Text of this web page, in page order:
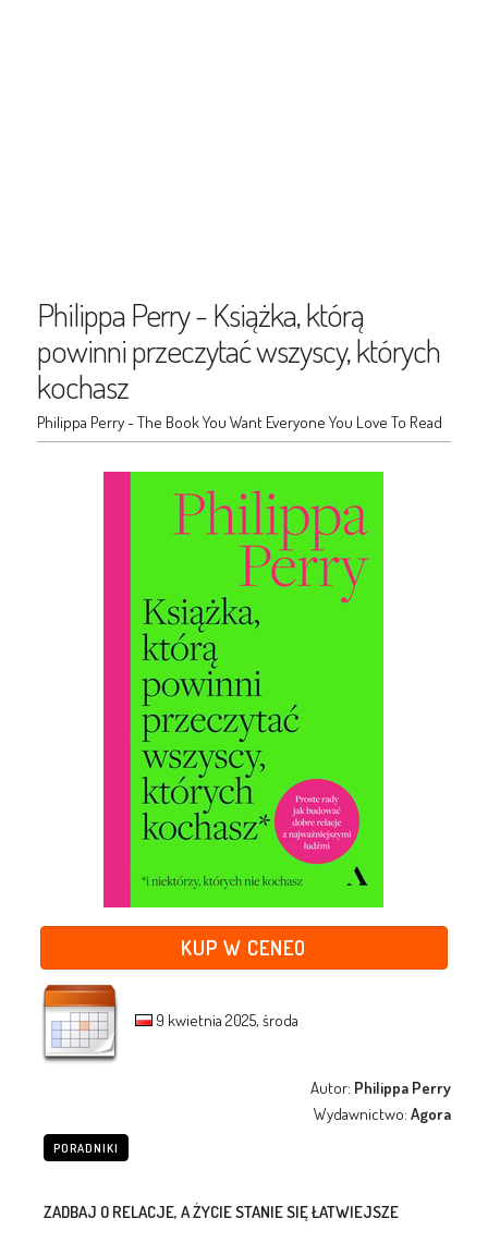
Philippa Perry - Książka, którą
powinni przeczytać wszyscy, których
kochasz
Philippa Perry - The Book You Want Everyone You Love To Read
KUP W CENEO
9 kwietnia 2025, środa
Autor: Philippa Perry
Wydawnictwo:Agora
PORADNIKI
ZADBAJ O RELACJE, A ŻYCIE STANIE SIĘ ŁATWIEJSZE